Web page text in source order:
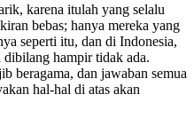
karena itulah yang selalu
bebas; hanya mereka yang
seperti itu, dan di Indonesia,
hampir tidak ada.
beragama, dan jawaban semua
hal-hal di atas akan